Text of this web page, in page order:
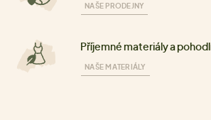
NAŠE PRODEJNY
Příjemné materiály a
NAŠE MATERIÁLY